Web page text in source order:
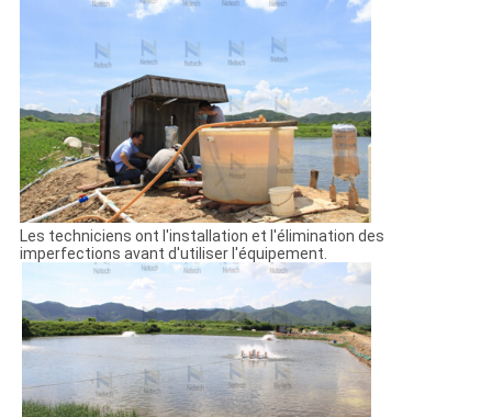
Les techniciens ont l'installation et l'élimination des
imperfections avant d'utiliser l'équipement.